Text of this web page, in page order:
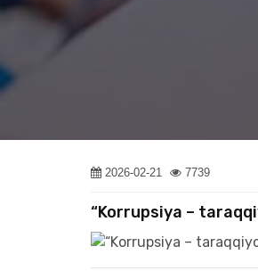
2026-02-21 7739
“Korrupsiya –